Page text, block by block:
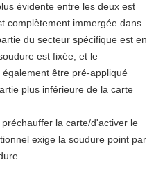
évidente entre les deux est
complètement immergée dans
du secteur spécifique est en
est fixée, et le
être pré-appliqué
plus inférieure de la carte
la carte/d'activer le
exige la soudure point par